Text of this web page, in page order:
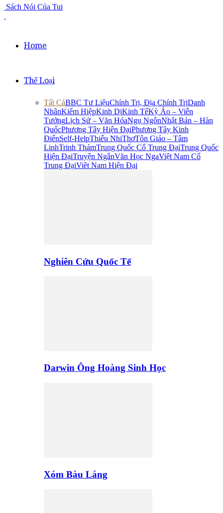
Sách Nói Của Tui
Home
Thể Loại
Tất CảBBC Tư LiệuChính Trị, Địa Chính TrịDanh
NhânKiếm HiệpKinh DịKinh TếKỳ Ảo – Viễn
TưởngLịch Sử – Văn HóaNgụ NgônNhật Bản – Hàn
QuốcPhương Tây Hiện ĐạiPhương Tây Kinh
ĐiểnSelf-HelpThiếu NhiThơTôn Giáo – Tâm
LinhTrinh ThámTrung Quốc Cổ Trung ĐạiTrung Quốc
Hiện ĐạiTruyện NgắnVăn Học NgaViệt Nam Cổ
Trung ĐạiViêt Nam Hiện Đại
Nghiên Cứu Quốc Tế
Darwin Ông Hoàng Sinh Học
Xóm Bàu Láng